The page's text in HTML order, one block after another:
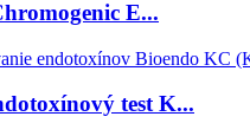
E...
test K...